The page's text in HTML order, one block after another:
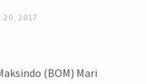
20, 2017
(BOM) Mari